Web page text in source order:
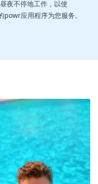
夜不停地工作，以使
应用程序为您服务。